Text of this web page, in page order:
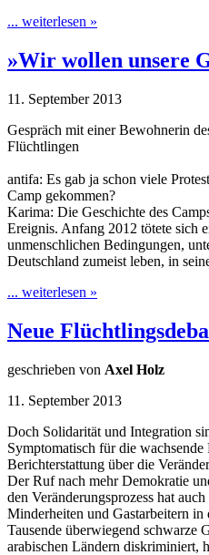
... weiterlesen »
»Wir wollen unsere
11. September 2013
Gespräch mit einer Bewohnerin
Flüchtlingen
antifa: Es gab ja schon viele
Camp gekommen?
Karima: Die Geschichte des
Ereignis. Anfang 2012 tötete sich
unmenschlichen Bedingungen,
Deutschland zumeist leben, in
... weiterlesen »
Neue
geschrieben von Axel Holz
11. September 2013
Doch Solidarität und Integration
Symptomatisch für die
Berichterstattung über die
Der Ruf nach mehr Demokratie
den Veränderungsprozess hat
Minderheiten und Gastarbeitern in
Tausende überwiegend schwarze
arabischen Ländern diskriminiert,